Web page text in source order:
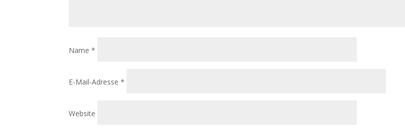
Name*
E-Mail-Adresse*
Website